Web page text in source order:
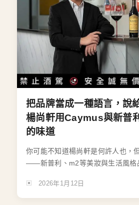
把品牌當成一種語言，說
楊尚軒用Caymus與新普
的味道
你可能不知道楊尚軒是何許人也，
——新普利、m2等美妝與生活風格
2026年1月12日